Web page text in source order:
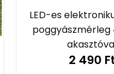
LED-es
poggyászmérleg
2 490